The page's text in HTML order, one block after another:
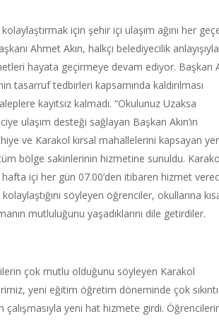
için şehir içi ulaşım ağını her
Ahmet Akın, halkçı belediyecilik anlayışıyla
hayata geçirmeye devam ediyor. Başkan
tasarruf tedbirleri kapsamında kaldırılması
kayıtsız kalmadı. “Okulunuz Uzaksa
ulaşım desteği sağlayan Başkan Akın’ın
ve Karakol kırsal mahallelerini kapsayan
bölge sakinlerinin hizmetine sunuldu.
içi her gün 07.00’den itibaren hizmet
söyleyen öğrenciler, okullarına
mutluluğunu yaşadıklarını dile getirdiler.
çok mutlu olduğunu söyleyen Karakol
yeni eğitim öğretim döneminde çok sıkıntı
yeni hat hizmete girdi.